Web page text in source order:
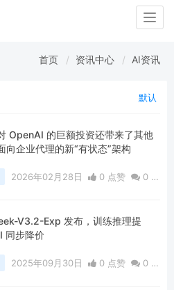
首页 资讯中心 AI资讯
默认
OpenAI 的巨额投资还带来了其他
向企业代理的新“有状态”架构
2026年02月28日 0 点赞 0 评
V3.2-Exp 发布，训练推理提
同步降价
2025年09月30日 0 点赞 0 评